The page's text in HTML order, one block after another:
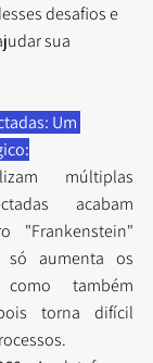
desafios e
sua
Um
múltiplas
acabam
"Frankenstein"
só aumenta os
também
torna difícil